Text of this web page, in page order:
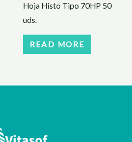
Hoja Histo Tipo 70HP 50
uds.
READ MORE